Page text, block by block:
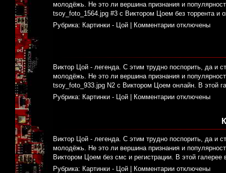
молодёжь. Не это ли вершина признания и
tsoy_foto_1564.jpg #3 с Виктором Цоем без торрента и
Рубрика: Картинки - Цой Комментарии отключены
Виктор Цой - легенда. С этим трудно поспорить, да и
молодёжь. Не это ли вершина признания и
tsoy_foto_933.jpg N2 с Виктором Цоем онлайн. В этой
Рубрика: Картинки - Цой Комментарии отключены
Виктор Цой - легенда. С этим трудно поспорить, да и
молодёжь. Не это ли вершина признания и
Виктором Цоем без смс и регистрации. В этой
Рубрика: Картинки - Цой Комментарии отключены